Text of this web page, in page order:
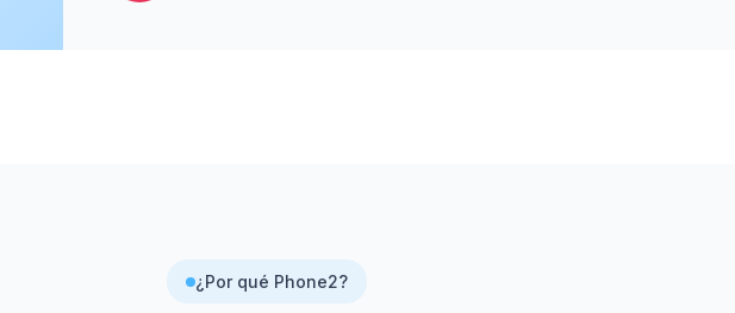
¿Por qué Phone2?